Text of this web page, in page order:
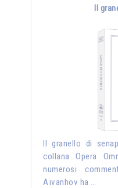
Il
Il granello di
collana Opera
numerosi
Aïvanhov ha …